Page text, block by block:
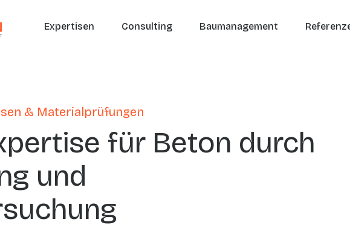
Hauptnavigation
Expertisen Consulting Baumanagement
& Materialprüfungen
für Beton durch
und